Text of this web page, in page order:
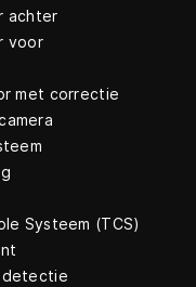
achter
voor
met correctie
Systeem (TCS)
detectie